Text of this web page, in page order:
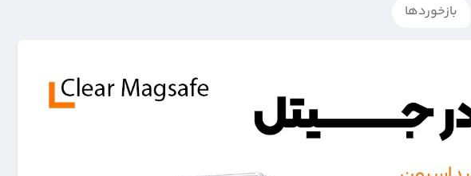
بازخوردها